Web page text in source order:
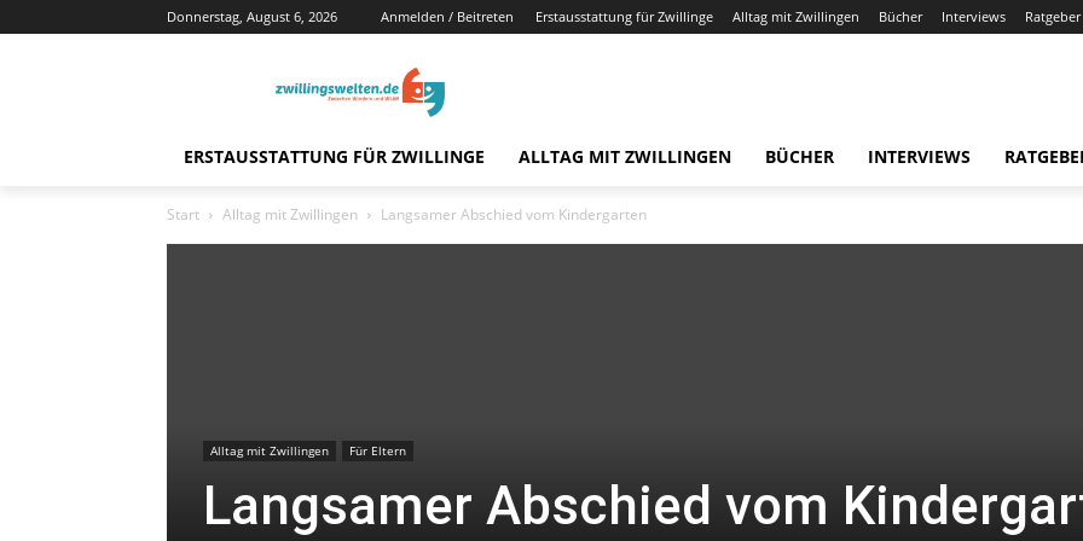
Donnerstag, August 6, 2026 Anmelden / Beitreten Erstausstattung für Zwillinge Alltag mit Zwillingen Bücher Interviews Ratgeber
ERSTAUSSTATTUNG FÜR ZWILLINGE ALLTAG MIT ZWILLINGEN BÜCHER INTERVIEWS
Start Alltag mit Zwillingen Langsamer Abschied vom Kindergarten
Alltag mit Zwillingen Für Eltern
Langsamer Abschied vom